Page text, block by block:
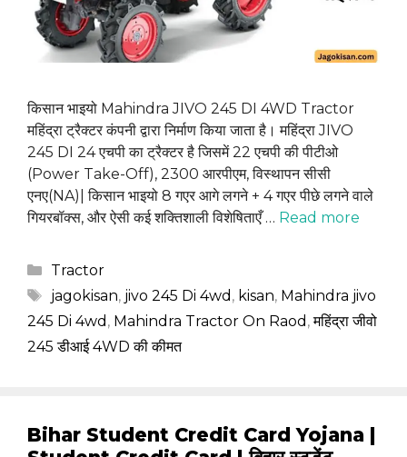
किसान भाइयो Mahindra JIVO 245 DI 4WD Tractor
महिंद्रा ट्रैक्टर कंपनी द्वारा निर्माण किया जाता है। महिंद्रा JIVO
245 DI 24 एचपी का ट्रैक्टर है जिसमें 22 एचपी की पीटीओ
(Power Take-Off), 2300 आरपीएम, विस्थापन सीसी
एनए(NA)| किसान भाइयो 8 गएर आगे लगने + 4 गएर पीछे लगने वाले
गियरबॉक्स, और ऐसी कई शक्तिशाली विशेषिताएँ … Read more
Categories
Tractor
Tags
jagokisan, jivo 245 Di 4wd , kisan, Mahindra jivo
245 Di 4wd , Mahindra Tractor On Raod ,महिंद्रा जीवो
245 डीआई 4WD की कीमत
Bihar Student Credit Card Yojana |